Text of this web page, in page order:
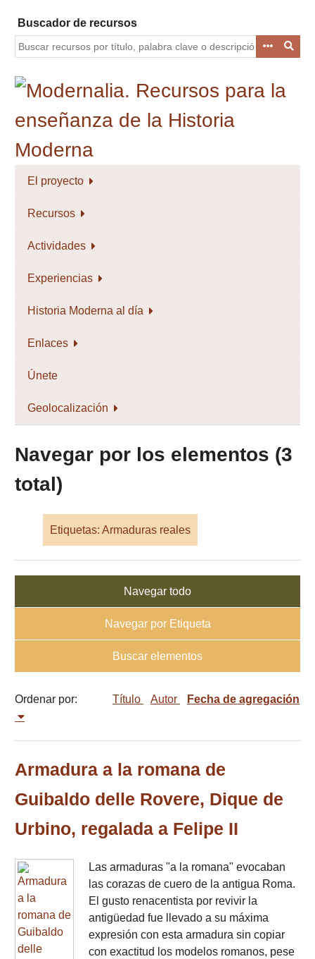
contenido
principal
Buscador de recursos
El proyecto
Recursos
Actividades
Experiencias
Historia Moderna al día
Enlaces
Únete
Geolocalización
Navegar por los elementos (3
total)
Etiquetas: Armaduras reales
Navegar todo
Navegar por Etiqueta
Buscar elementos
Ordenar por: Título Autor Fecha de agregación
Armadura a la romana de
Guibaldo delle Rovere, Dique de
Urbino, regalada a Felipe II
Las armaduras "a la romana" evocaban
las corazas de cuero de la antigua Roma.
El gusto renacentista por revivir la
antigüedad fue llevado a su máxima
expresión con esta armadura sin copiar
con exactitud los modelos romanos, pese